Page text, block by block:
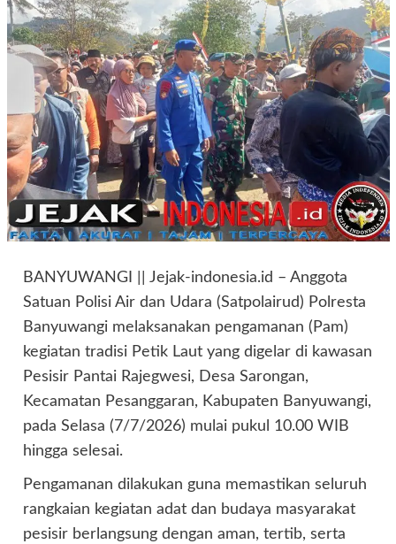
BANYUWANGI || Jejak-indonesia.id – Anggota
Satuan Polisi Air dan Udara (Satpolairud) Polresta
Banyuwangi melaksanakan pengamanan (Pam)
kegiatan tradisi Petik Laut yang digelar di kawasan
Pesisir Pantai Rajegwesi, Desa Sarongan,
Kecamatan Pesanggaran, Kabupaten Banyuwangi,
pada Selasa (7/7/2026) mulai pukul 10.00 WIB
hingga selesai.
Pengamanan dilakukan guna memastikan seluruh
rangkaian kegiatan adat dan budaya masyarakat
pesisir berlangsung dengan aman, tertib, serta